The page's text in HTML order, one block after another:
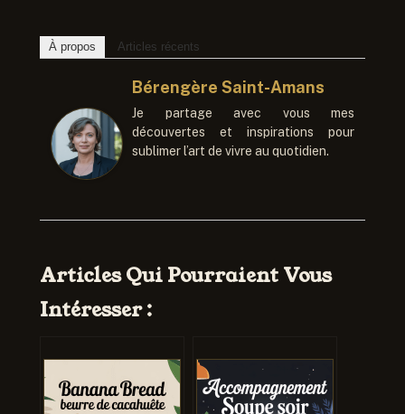
À propos Articles récents
Bérengère Saint-Amans
Je partage avec vous mes
découvertes et inspirations pour
sublimer l’art de vivre au quotidien.
Articles Qui Pourraient Vous
Intéresser :